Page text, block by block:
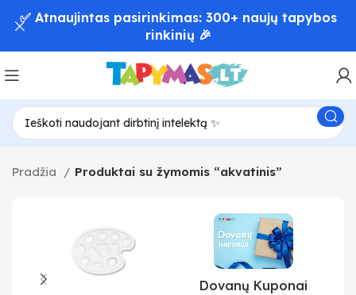
Pradžia Produktai su žymomis “akvatinis”
Dovanų Kuponai
✅ Atnaujintas pasirinkimas: 300+ naujų tapybos
rinkinių 🎉